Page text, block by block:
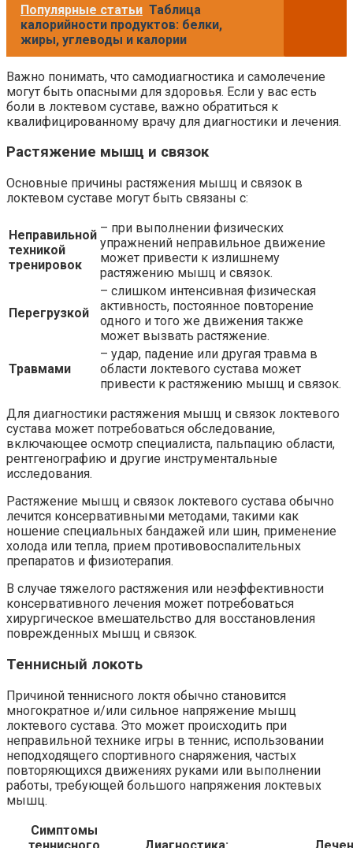
Популярные статьи Таблица
калорийности продуктов: белки,
жиры, углеводы и калории
Важно понимать, что самодиагностика и самолечение
могут быть опасными для здоровья. Если у вас есть
боли в локтевом суставе, важно обратиться к
квалифицированному врачу для диагностики и лечения.
Растяжение мышц и связок
Основные причины растяжения мышц и связок в
локтевом суставе могут быть связаны с:
Неправильной
техникой
тренировок
– при выполнении физических
упражнений неправильное движение
может привести к излишнему
растяжению мышц и связок.
Перегрузкой
– слишком интенсивная физическая
активность, постоянное повторение
одного и того же движения также
может вызвать растяжение.
Травмами
– удар, падение или другая травма в
области локтевого сустава может
привести к растяжению мышц и связок.
Для диагностики растяжения мышц и связок локтевого
сустава может потребоваться обследование,
включающее осмотр специалиста, пальпацию области,
рентгенографию и другие инструментальные
исследования.
Растяжение мышц и связок локтевого сустава обычно
лечится консервативными методами, такими как
ношение специальных бандажей или шин, применение
холода или тепла, прием противовоспалительных
препаратов и физиотерапия.
В случае тяжелого растяжения или неэффективности
консервативного лечения может потребоваться
хирургическое вмешательство для восстановления
поврежденных мышц и связок.
Теннисный локоть
Причиной теннисного локтя обычно становится
многократное и/или сильное напряжение мышц
локтевого сустава. Это может происходить при
неправильной технике игры в теннис, использовании
неподходящего спортивного снаряжения, частых
повторяющихся движениях руками или выполнении
работы, требующей большого напряжения локтевых
мышц.
Симптомы
теннисного
Диагностика: